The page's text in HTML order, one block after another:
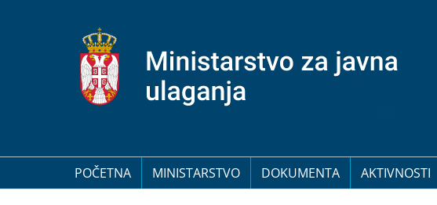
POČETNA MINISTARSTVO DOKUMENTA AKTIVNOSTI